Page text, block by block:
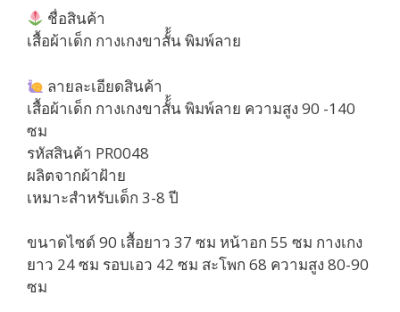
ชื่อสินค้า
เสื้อผ้าเด็ก กางเกงขาสั้้น พิมพ์ลาย
ลายละเอียดสินค้า
เสื้อผ้าเด็ก กางเกงขาสั้้น พิมพ์ลาย ความสูง 90 -140
ซม
รหัสสินค้า PR0048
ผลิตจากผ้าฝ้าย
เหมาะสำหรับเด็ก 3-8 ปี
ขนาดไซด์ 90 เสื้อยาว 37 ซม หน้าอก 55 ซม กางเกง
ยาว 24 ซม รอบเอว 42 ซม สะโพก 68 ความสูง 80-90
ซม